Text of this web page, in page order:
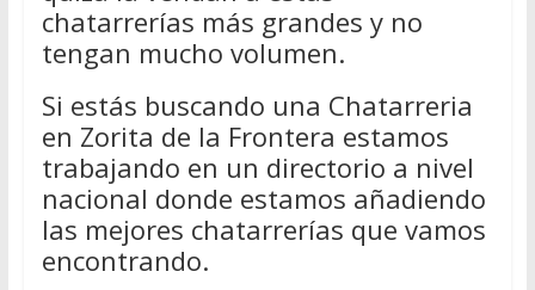
chatarrerías más grandes y no
tengan mucho volumen.
Si estás buscando una Chatarreria
en Zorita de la Frontera estamos
trabajando en un directorio a nivel
nacional donde estamos añadiendo
las mejores chatarrerías que vamos
encontrando.